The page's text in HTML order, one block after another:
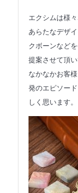
SHARE ME!
エクシムは様
あらたなデザ
クボーンなど
提案させて頂い
なかなかお客
発のエピソー
しく思います。